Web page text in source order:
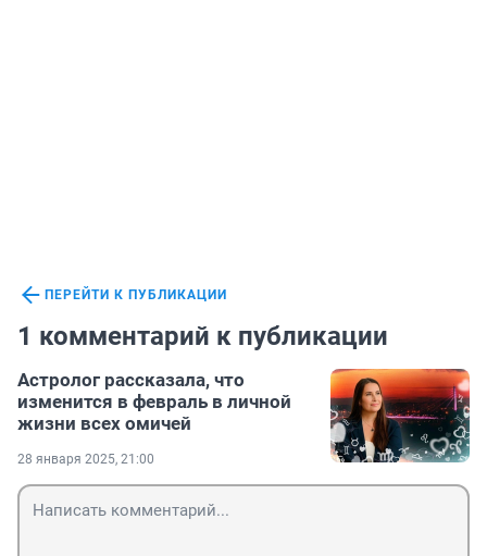
ПЕРЕЙТИ К ПУБЛИКАЦИИ
1 комментарий к публикации
Астролог рассказала, что
изменится в февраль в личной
жизни всех омичей
28 января 2025, 21:00